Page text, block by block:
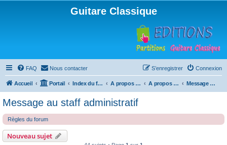
Guitare Classique
FAQ Nous contacter Connexion
S’enregistrer
Accueil Portail Index du forum A propos du forum A propos du forum Message au staff administratif
Message au staff administratif
Règles du forum
Nouveau sujet